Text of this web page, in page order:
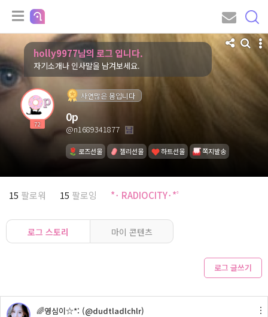
holly9977님의 로그 입니다.
자기소개나 인사말을 남겨보세요.
72
사연많은 몸입니다
0p
@n1689341877
로즈선물 젤리선물 하트선물 쪽지발송
15 팔로워 15 팔로잉 *･ RADIOCITY･*ﾟ
로그 스토리 마이 콘텐츠
로그 글쓰기
🌈영심이☆*: (@dudtladlchlr)